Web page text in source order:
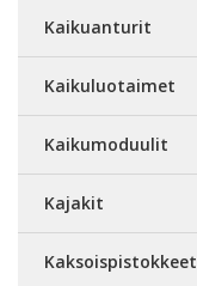
Kaikuanturit
Kaikuluotaimet
Kaikumoduulit
Kajakit
Kaksoispistokkeet